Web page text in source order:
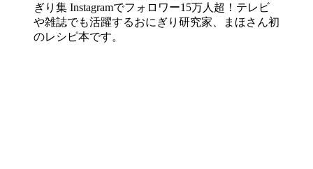
ぎり集 Instagramでフォロワー15万人超！テレビ
や雑誌でも活躍するおにぎり研究家、まほさん初
のレシピ本です。